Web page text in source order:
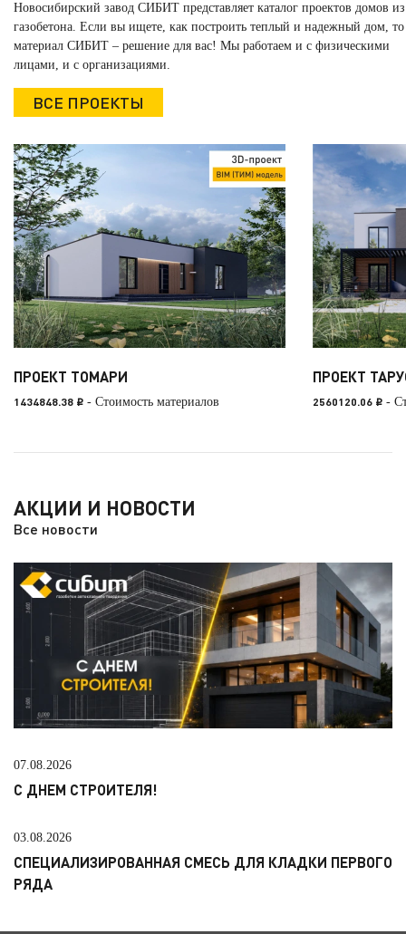
Новосибирский завод СИБИТ представляет каталог проектов домов из
газобетона. Если вы ищете, как построить теплый и надежный дом, то
материал СИБИТ – решение для вас! Мы работаем и с физическими
лицами, и с организациями.
ВСЕ ПРОЕКТЫ
ПРОЕКТ ТОМАРИ
1434848.38 i - Стоимость материалов
ПРОЕКТ
2560120.06 i -
АКЦИИ И НОВОСТИ
Все новости
07.08.2026
С ДНЕМ СТРОИТЕЛЯ!
03.08.2026
СПЕЦИАЛИЗИРОВАННАЯ СМЕСЬ ДЛЯ КЛАДКИ ПЕРВОГО
РЯДА